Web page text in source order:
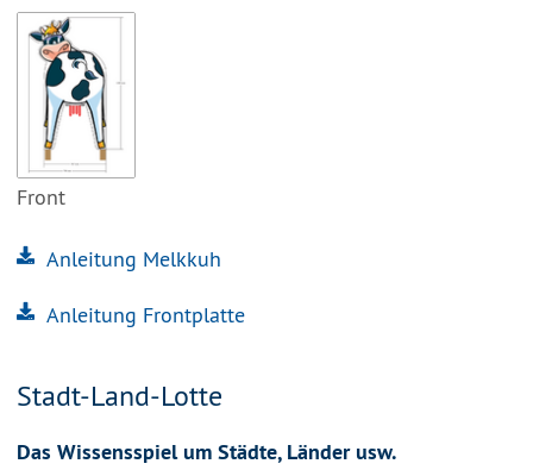
Front
Anleitung Melkkuh
Anleitung Frontplatte
Stadt-Land-Lotte
Das Wissensspiel um Städte, Länder usw.